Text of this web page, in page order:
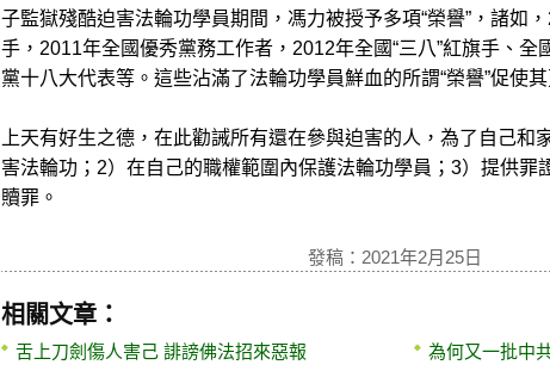
子監獄殘酷迫害法輪功學員期間，馮力被授予多項“榮譽”，諸如
手，2011年全國優秀黨務工作者，2012年全國“三八”紅旗手、全
黨十八大代表等。這些沾滿了法輪功學員鮮血的所謂“榮譽”促使
上天有好生之德，在此勸誡所有還在參與迫害的人，為了自己和
害法輪功；2）在自己的職權範圍內保護法輪功學員；3）提供罪
贖罪。
發稿：2021年2月25日
相關文章：
舌上刀劍傷人害己 誹謗佛法招來惡報
為何又一批中